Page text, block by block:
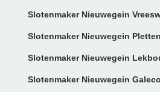
Slotenmaker Nieuwegein
Slotenmaker Nieuwegein
Slotenmaker Nieuwegein
Slotenmaker Nieuwegein